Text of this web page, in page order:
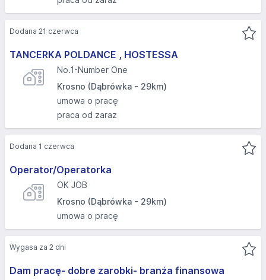
TANCERKA POLDANCE , HOSTESSA
No.1-Number One
Krosno (Dąbrówka - 29km)
umowa o pracę
praca od zaraz
Dodana 21 czerwca
Operator/Operatorka
OK JOB
Krosno (Dąbrówka - 29km)
umowa o pracę
Dodana 1 czerwca
Dam pracę- dobre zarobki- branża finansowa
Wygasa za 2 dni